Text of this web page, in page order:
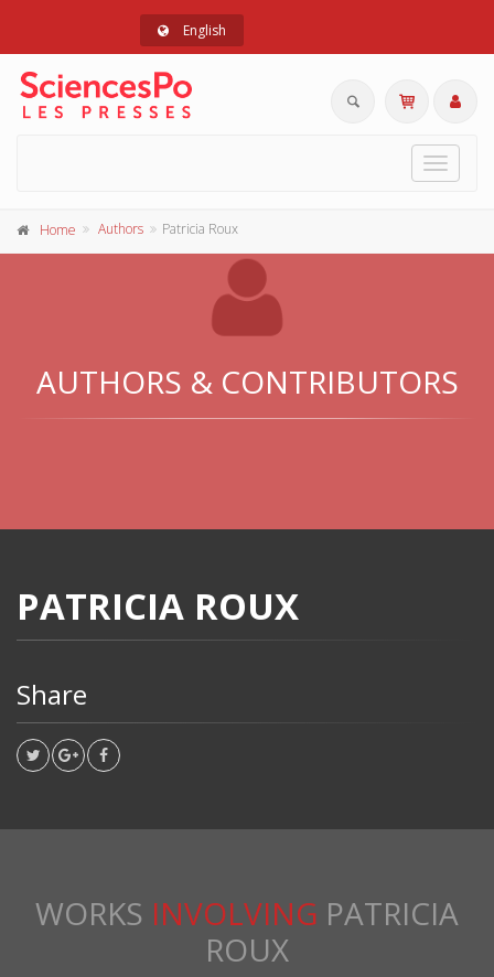
English
Toggle
Home Authors Patricia Roux
AUTHORS & CONTRIBUTORS
PATRICIA ROUX
Share
WORKS INVOLVING PATRICIA
ROUX